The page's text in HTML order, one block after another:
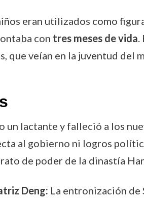
eran utilizados como
con tres meses de vida.
que veían en la juventud del
un lactante y falleció a los
al gobierno ni logros
de poder de la dinastía
Deng: La entronización